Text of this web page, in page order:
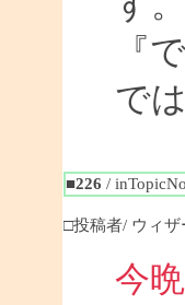
『
で
■226 /
□投稿者/ ウィザ
今